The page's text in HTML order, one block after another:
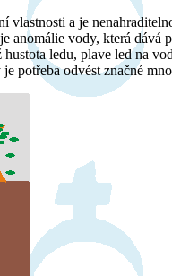
a je
anomálie vody, která
ledu, plave led na
potřeba odvést značné